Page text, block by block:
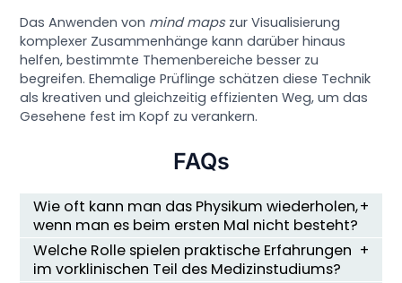
Das Anwenden von mind mapszur Visualisierung
komplexer Zusammenhänge kann darüber hinaus
helfen, bestimmte Themenbereiche besser zu
begreifen. Ehemalige Prüflinge schätzen diese Technik
als kreativen und gleichzeitig effizienten Weg, um das
Gesehene fest im Kopf zu verankern.
FAQs
Wie oft kann man das Physikum wiederholen,
wenn man es beim ersten Mal nicht besteht?
Welche Rolle spielen praktische Erfahrungen
im vorklinischen Teil des Medizinstudiums?